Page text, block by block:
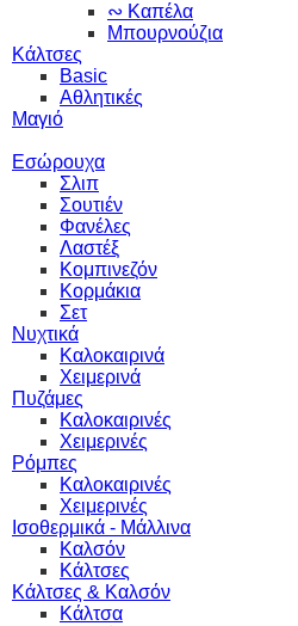
∾ Καπέλα
Μπουρνούζια
Κάλτσες
Basic
Αθλητικές
Μαγιό
Εσώρουχα
Σλιπ
Σουτιέν
Φανέλες
Λαστέξ
Κομπινεζόν
Κορμάκια
Σετ
Νυχτικά
Καλοκαιρινά
Χειμερινά
Πυζάμες
Καλοκαιρινές
Χειμερινές
Ρόμπες
Καλοκαιρινές
Χειμερινές
Ισοθερμικά - Μάλλινα
Καλσόν
Κάλτσες
Κάλτσες & Καλσόν
Κάλτσα